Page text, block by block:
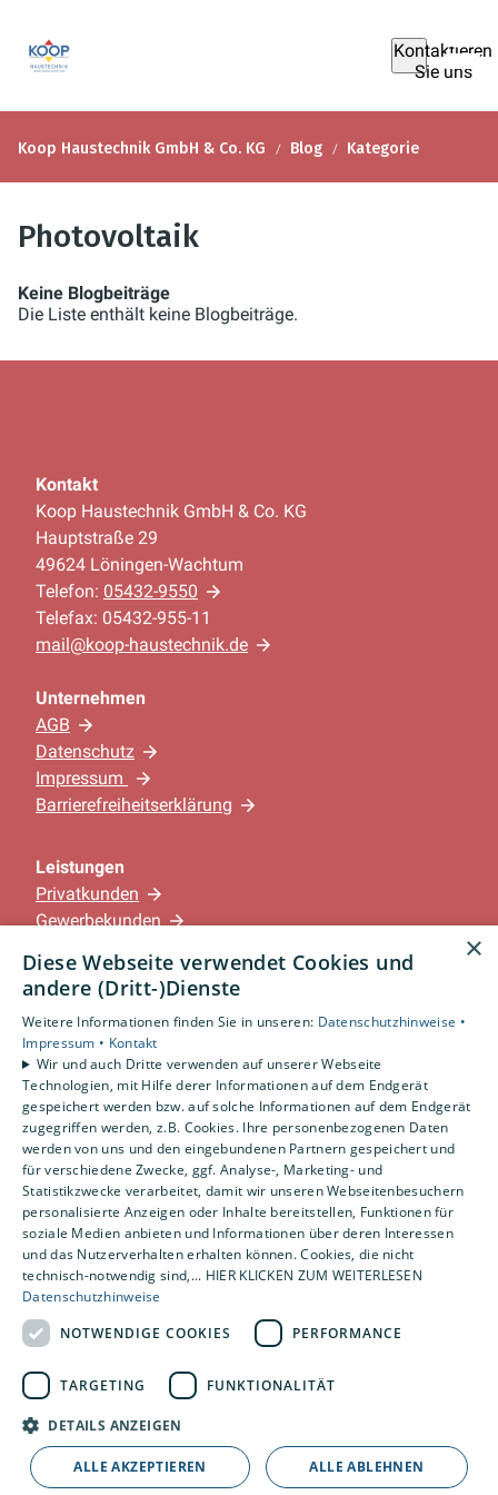
Kontaktieren
Sie uns
Koop Haustechnik GmbH & Co. KG Blog Kategorie
Photovoltaik
Keine Blogbeiträge
Die Liste enthält keine Blogbeiträge.
Kontakt
Koop Haustechnik GmbH & Co. KG
Hauptstraße 29
49624 Löningen-Wachtum
Telefon: 05432-9550
Telefax: 05432-955-11
mail@koop-haustechnik.de
Unternehmen
AGB
Datenschutz
Impressum
Barrierefreiheitserklärung
Leistungen
Privatkunden
Gewerbekunden
Unternehmen
Standorte
Löningen-Wachtum
Um externe HTML-Inhalte anzuzeigen, benötigen
wir Ihre Einwilligung.
Weitere Informationen finden Sie in unserer
Datenschutzerklärung.
COOKIE-EINSTELLUNGEN ÖFFNEN
×
Diese Webseite verwendet Cookies und
andere (Dritt-)Dienste
Weitere Informationen finden Sie in unseren: Datenschutzhinweise •
Impressum • Kontakt
Wir und auch Dritte verwenden auf unserer Webseite
Technologien, mit Hilfe derer Informationen auf dem Endgerät
gespeichert werden bzw. auf solche Informationen auf dem Endgerät
zugegriffen werden, z.B. Cookies. Ihre personenbezogenen Daten
werden von uns und den eingebundenen Partnern gespeichert und
für verschiedene Zwecke, ggf. Analyse-, Marketing- und
Statistikzwecke verarbeitet, damit wir unseren Webseitenbesuchern
personalisierte Anzeigen oder Inhalte bereitstellen, Funktionen für
soziale Medien anbieten und Informationen über deren Interessen
und das Nutzerverhalten erhalten können. Cookies, die nicht
technisch-notwendig sind,... HIER KLICKEN ZUM WEITERLESEN
Datenschutzhinweise
NOTWENDIGE COOKIES
PERFORMANCE
TARGETING FUNKTIONALITÄT
DETAILS ANZEIGEN
ALLE AKZEPTIEREN ALLE ABLEHNEN